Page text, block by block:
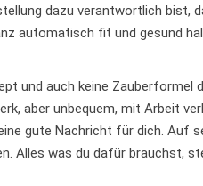
dazu verantwortlich bist,
automatisch fit und gesund
und auch keine Zauberformel
aber unbequem, mit Arbeit
gute Nachricht für dich. Auf
Alles was du dafür brauchst,